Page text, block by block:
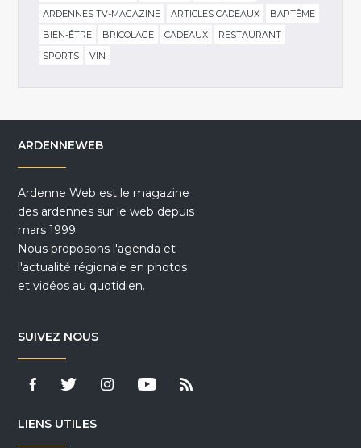
ARDENNES TV-MAGAZINE
ARTICLES CADEAUX
BAPTÊME
BIEN-ÊTRE
BRICOLAGE CADEAUX
RESTAURANT
SPORTS
VIN
ARDENNEWEB
Ardenne Web est le magazine
des ardennes sur le web depuis
mars 1999.
Nous proposons l'agenda et
l'actualité régionale en photos
et vidéos au quotidien.
SUIVEZ NOUS
LIENS UTILES